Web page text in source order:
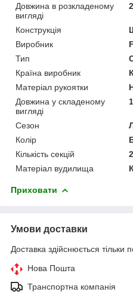
Довжина в розкладеному
вигляді
Конструкція
Виробник
Тип
Країна виробник
Матеріал рукоятки
Довжина у складеному
вигляді
Сезон
Колір
Кількість секцій
2
Матеріал вудилища
Приховати
Умови доставки
Доставка здійснюється тільки
Нова Пошта
Транспортна компанія